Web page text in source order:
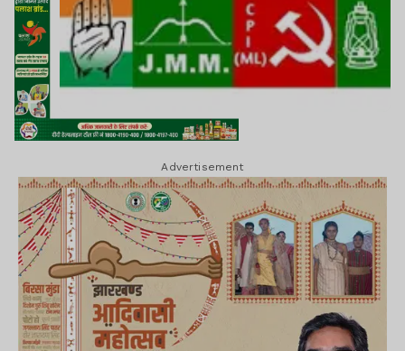
Advertisement